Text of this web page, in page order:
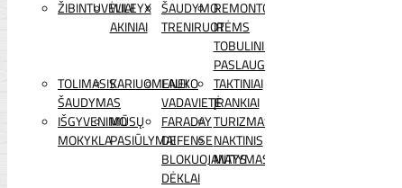
ŽIBINTUVĖLIAI
WILEYX
AKINIAI
ŠAUDYMO
TRENIRUOTĖMS
REMONTO
IR
TOBULINIMO
PASLAUGOS
TOLIMASIS
ŠAUDYMAS
KARIUOMENEI
LAUKO
VADAVIETĖ
TAKTINIAI
ĮRANKIAI
IŠGYVENIMO
MOKYKLA
MŪSŲ
PASIŪLYMAI
FARADAY
DEFENSE
BLOKUOJANTYS
DĖKLAI
TURIZMAS
NAKTINIS
MATYMAS